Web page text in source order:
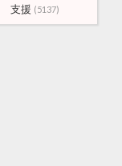
支援 (5137)